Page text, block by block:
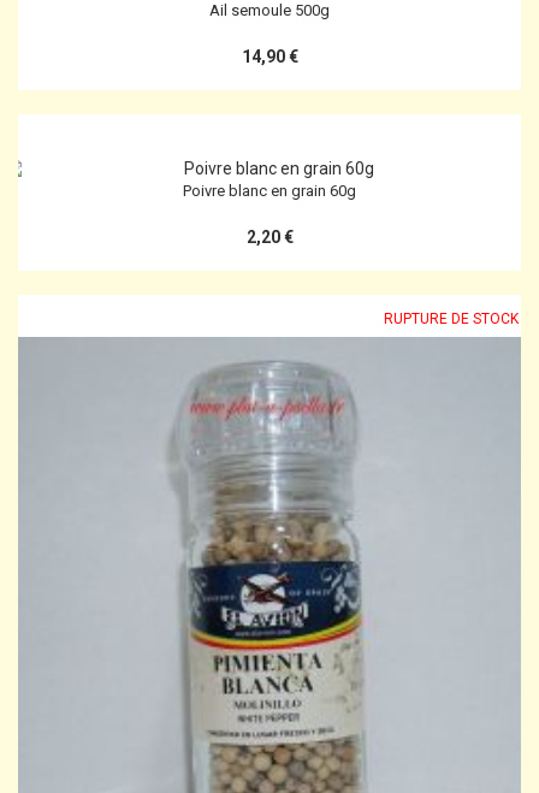
Ail semoule 500g
14,90 €
Poivre blanc en grain 60g
2,20 €
RUPTURE DE STOCK